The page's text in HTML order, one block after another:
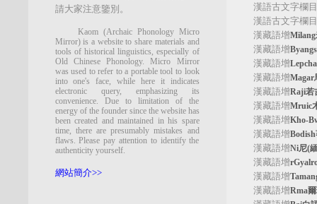
請大家注意鑒別。
Kaom (Archaic Phonology Micro
Mirror) is a website to share materials and
tools of historical linguistics, especially of
Old Chinese Phonology. Micro Mirror
was used to refer to a portable tool to look
into one's face, while here it indicates
electronic query, emphasizing its
convenience. Due to limitation of the
energy of the founder since the website has
been created and maintained in his spare
time, there are presumably mistakes and
flaws. Please pay attention to identify the
authenticity yourself.
網站簡介>>
漢語古文字欄
漢語古文字欄
漢藏語增Milang
漢藏語增
漢藏語增
漢藏語增Magar
漢藏語增Raji若
漢藏語增Mruic
漢藏語增Kho-
漢藏語增
漢藏語增Ni尼(
漢藏語增
漢藏語增
漢藏語增Rma